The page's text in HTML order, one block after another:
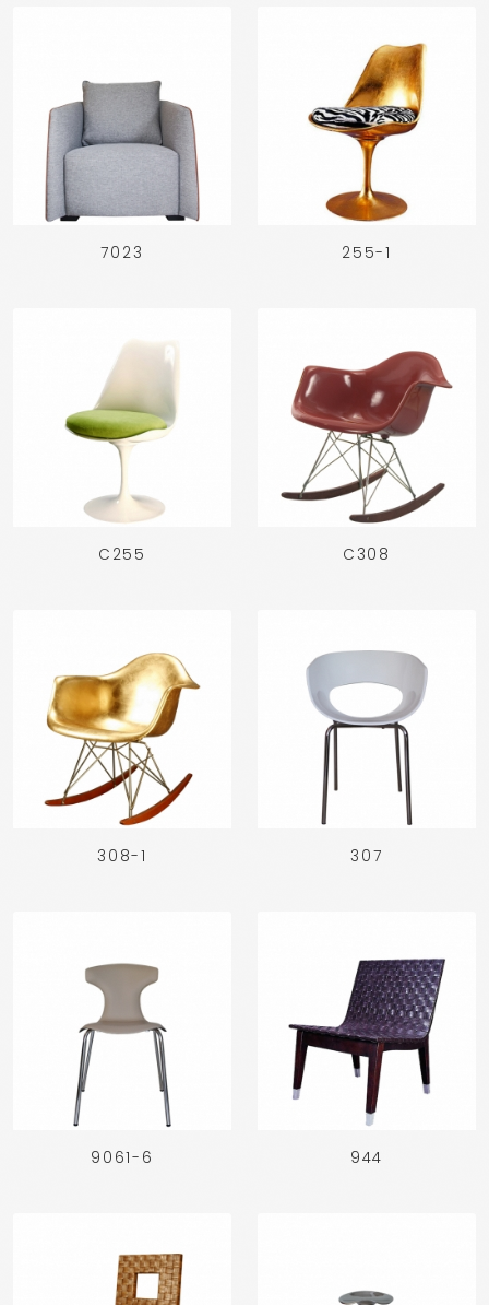
7023 255-1
C255 C308
308-1 307
9061-6 944